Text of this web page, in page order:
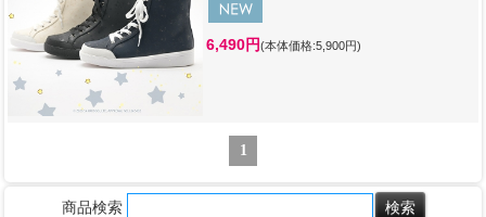
6,490円(本体価格:5,900円)
1
商品検索